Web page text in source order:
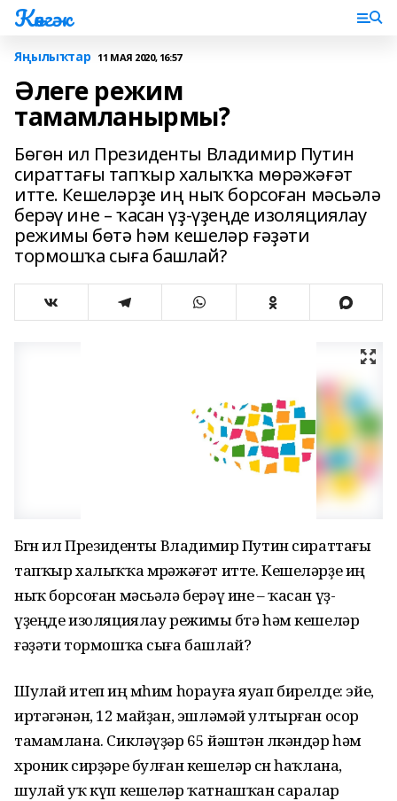
Көнгәк
Яңылыҡтар 11 МАЯ 2020, 16:57
Әлеге режим
тамамланырмы?
Бөгөн ил Президенты Владимир Путин
сираттағы тапҡыр халыҡҡа мөрәжәғәт
итте. Кешеләрҙе иң ныҡ борсоған мәсьәлә
берәү ине – ҡасан үҙ-үҙеңде изоляциялау
режимы бөтә һәм кешеләр ғәҙәти
тормошҡа сыға башлай?
Бөгөн ил Президенты Владимир Путин сираттағы
тапҡыр халыҡҡа мөрәжәғәт итте. Кешеләрҙе иң
ныҡ борсоған мәсьәлә берәү ине – ҡасан үҙ-
үҙеңде изоляциялау режимы бөтә һәм кешеләр
ғәҙәти тормошҡа сыға башлай?
Шулай итеп иң мөһим һорауға яуап бирелде: эйе,
иртәгәнән, 12 майҙан, эшләмәй ултырған осор
тамамлана. Сикләүҙәр 65 йәштән өлкәндәр һәм
хроник сирҙәре булған кешеләр өсөн һаҡлана,
шулай уҡ күп кешеләр ҡатнашҡан саралар